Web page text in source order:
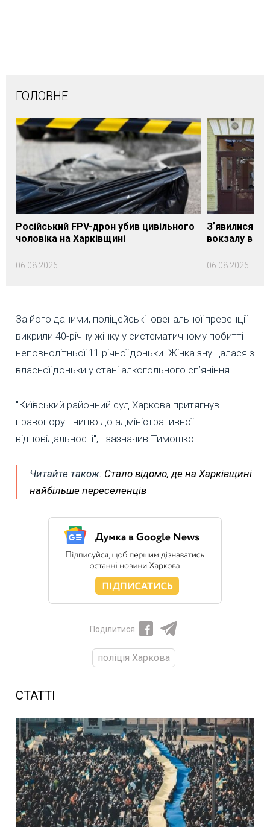
ГОЛОВНЕ
Російський FPV-дрон убив цивільного
чоловіка на Харківщині
06.08.2026
Зʼявилися
вокзалу в
06.08.2026
За його даними, поліцейські ювенальної превенції
викрили 40-річну жінку у систематичному побитті
неповнолітньої 11-річної доньки. Жінка знущалася з
власної доньки у стані алкогольного сп’яніння.
"Київський районний суд Харкова притягнув
правопорушницю до адміністративної
відповідальності", - зазначив Тимошко.
Читайте також: Стало відомо, де на Харківщині
найбільше переселенців
Поділитися
поліція Харкова
СТАТТІ